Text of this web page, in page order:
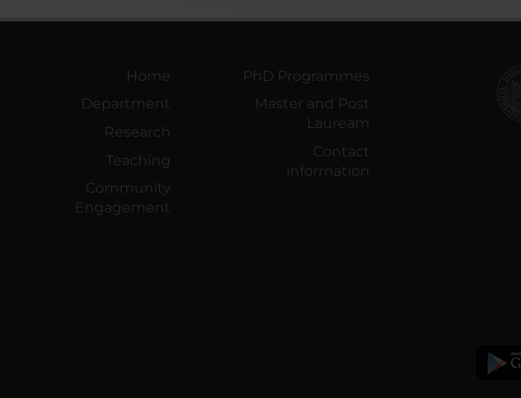
Home
Department
Research
Teaching
Community
Engagement
PhD Programmes
Master and Post
Lauream
Contact
information